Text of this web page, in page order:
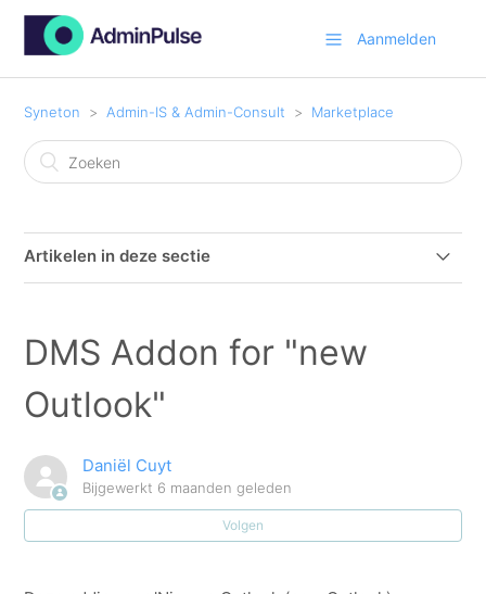
Aanmelden
Syneton Admin-IS & Admin-Consult Marketplace
Artikelen in deze sectie
DMS Addon for "new Outlook"
PDF generator - Batch facturatie
Peppol
API: activatie en configuratie
DMS Addon for "new
Outlook"
Daniël Cuyt
Bijgewerkt 6 maanden geleden
Volgen